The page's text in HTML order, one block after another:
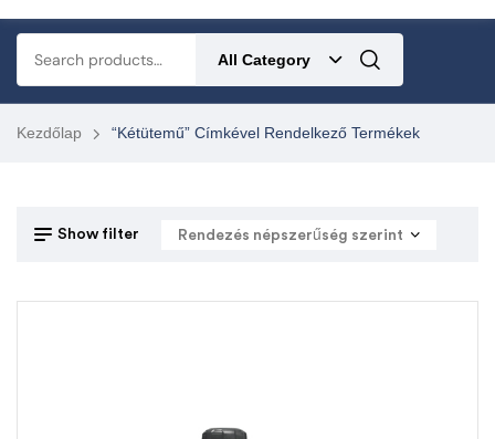
All Category
Kezdőlap “kétütemű” Címkével Rendelkező Termékek
Show filter